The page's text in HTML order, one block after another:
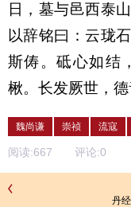
日，墓与邑西泰
以辞铭曰：云珑
斯俦。砥心如结
楸。长发厥世，德
魏尚谦 崇祯 流寇
阅读:667 评论:0
丹